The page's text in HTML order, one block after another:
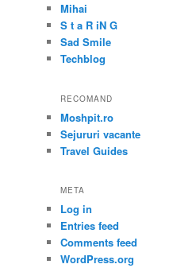
Mihai
S t a R iN G
Sad Smile
Techblog
RECOMAND
Moshpit.ro
Sejururi vacante
Travel Guides
META
Log in
Entries feed
Comments feed
WordPress.org